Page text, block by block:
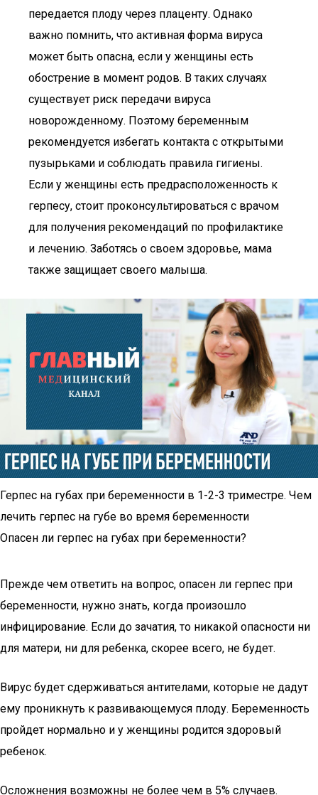
передается плоду через плаценту. Однако
важно помнить, что активная форма вируса
может быть опасна, если у женщины есть
обострение в момент родов. В таких случаях
существует риск передачи вируса
новорожденному. Поэтому беременным
рекомендуется избегать контакта с открытыми
пузырьками и соблюдать правила гигиены.
Если у женщины есть предрасположенность к
герпесу, стоит проконсультироваться с врачом
для получения рекомендаций по профилактике
и лечению. Заботясь о своем здоровье, мама
также защищает своего малыша.
Герпес на губах при беременности в 1-2-3 триместре. Чем
лечить герпес на губе во время беременности
Опасен ли герпес на губах при беременности?
Прежде чем ответить на вопрос, опасен ли герпес при
беременности, нужно знать, когда произошло
инфицирование. Если до зачатия, то никакой опасности ни
для матери, ни для ребенка, скорее всего, не будет.
Вирус будет сдерживаться антителами, которые не дадут
ему проникнуть к развивающемуся плоду. Беременность
пройдет нормально и у женщины родится здоровый
ребенок.
Осложнения возможны не более чем в 5% случаев.